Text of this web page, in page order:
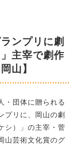
ンプリに劇
主宰で劇作
山】
・団体に贈られる
プリに、岡山の劇
シ）」の主宰・菅
山芸術文化賞のグ